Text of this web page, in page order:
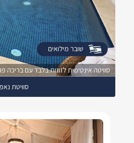
סוויטה אינטימית לזוגות בלבד עם בריכה
סוויטת
שובר מילואים